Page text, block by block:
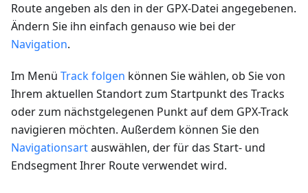
Route angeben als den in der GPX-Datei angegebenen.
Ändern Sie ihn einfach genauso wie bei der
Navigation.
Im Menü Track folgen können Sie wählen, ob Sie von
Ihrem aktuellen Standort zum Startpunkt des Tracks
oder zum nächstgelegenen Punkt auf dem GPX-Track
navigieren möchten. Außerdem können Sie den
Navigationsartauswählen, der für das Start- und
Endsegment Ihrer Route verwendet wird.